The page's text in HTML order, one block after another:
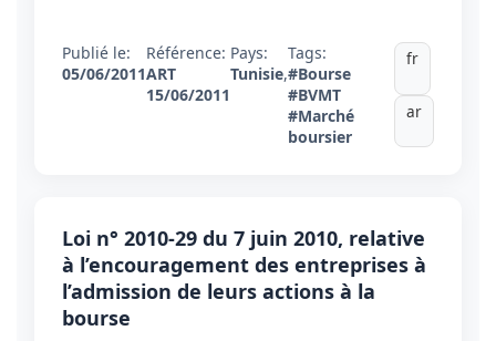
Publié le:
05/06/2011
Référence:
ART
15/06/2011
Pays:
Tunisie,
Tags:
#Bourse
#BVMT
#Marché
boursier
fr
ar
Loi n° 2010-29 du 7 juin 2010, relative
à l’encouragement des entreprises à
l’admission de leurs actions à la
bourse